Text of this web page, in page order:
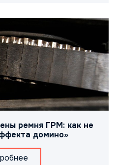
ремня ГРМ: как не
домино»